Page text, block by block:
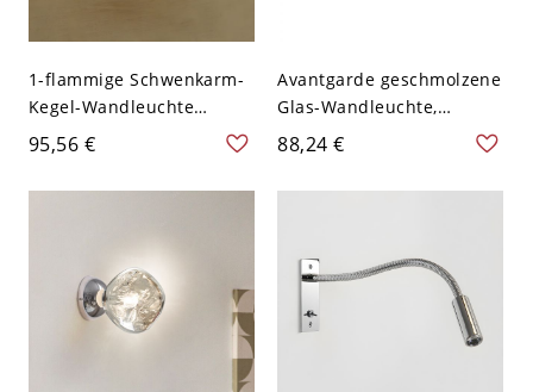
1-flammige Schwenkarm-
Kegel-Wandleuchte
Industrielle Eisen-
Wandleuchte in Chrom
und Schwarz - 110V-120V
95,56 €
Avantgarde geschmolzene
Glas-Wandleuchte,
organische flüssige Form
Umgebungslicht - 110V-
120V Chrom
88,24 €